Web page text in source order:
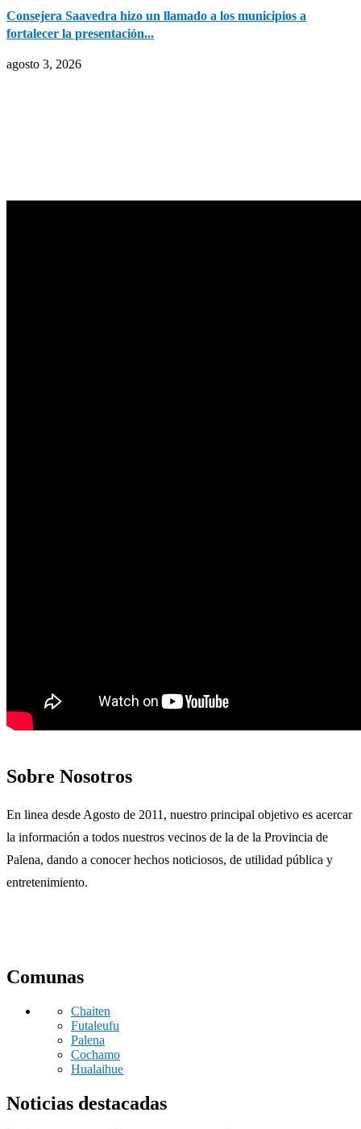
Consejera Saavedra hizo un llamado a los municipios a
fortalecer la presentación...
agosto 3, 2026
Sobre Nosotros
En linea desde Agosto de 2011, nuestro principal objetivo es acercar
la información a todos nuestros vecinos de la de la Provincia de
Palena, dando a conocer hechos noticiosos, de utilidad pública y
entretenimiento.
Comunas
Chaiten
Futaleufu
Palena
Cochamo
Hualaihue
Noticias destacadas